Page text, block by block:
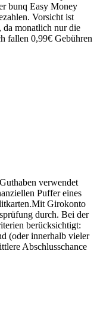
bunq Easy Money
Vorsicht ist
da monatlich nur die
fallen 0,99€ Gebühren
verwendet
Puffer eines
Mit Girokonto
durch. Bei der
berücksichtigt:
(oder innerhalb vieler
Abschlusschance